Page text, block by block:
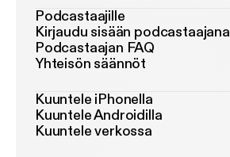
Podcastaajille
Kirjaudu sisään podcastaajana
Podcastaajan FAQ
Yhteisön säännöt
Kuuntele iPhonella
Kuuntele Androidilla
Kuuntele verkossa